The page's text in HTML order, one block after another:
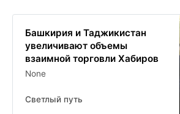
Башкирия и Таджикистан
увеличивают объемы
взаимной торговли Хабиров
None
Светлый путь